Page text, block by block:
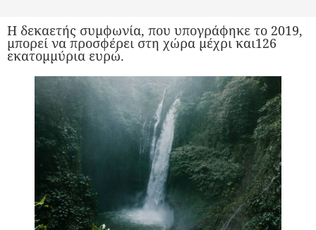
Η δεκαετής συμφωνία, που υπογράφηκε το 2019,
μπορεί να προσφέρει στη χώρα μέχρι και126
εκατομμύρια ευρώ.